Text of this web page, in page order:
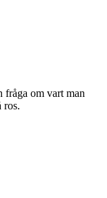
fråga om vart man
ros.